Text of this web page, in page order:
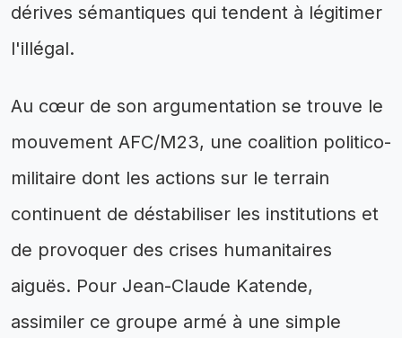
dérives sémantiques qui tendent à légitimer
l'illégal.
Au cœur de son argumentation se trouve le
mouvement AFC/M23, une coalition politico-
militaire dont les actions sur le terrain
continuent de déstabiliser les institutions et
de provoquer des crises humanitaires
aiguës. Pour Jean-Claude Katende,
assimiler ce groupe armé à une simple